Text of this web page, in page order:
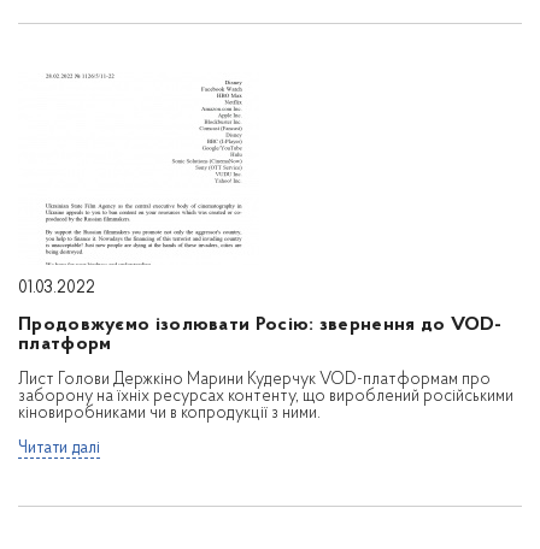
01.03.2022
Продовжуємо ізолювати Росію: звернення до VOD-
платформ
Лист Голови Держкіно Марини Кудерчук VOD-платформам про
заборону на їхніх ресурсах контенту, що вироблений російськими
кіновиробниками чи в копродукції з ними.
Читати далі